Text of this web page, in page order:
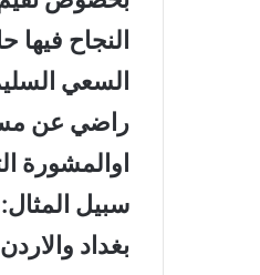
النجاح
السعي
راضي عن
اوالمشورة
سبيل
بغداد